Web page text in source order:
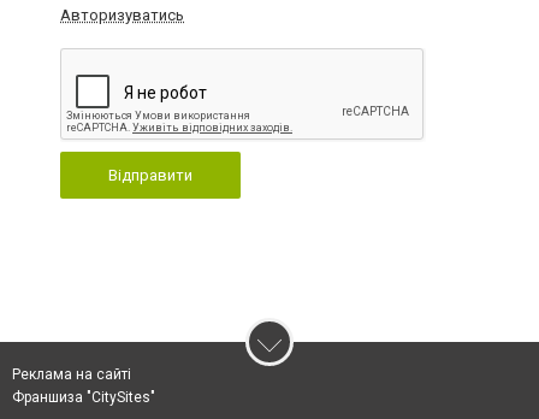
Авторизуватись
Відправити
Реклама на сайті
Франшиза "CitySites"